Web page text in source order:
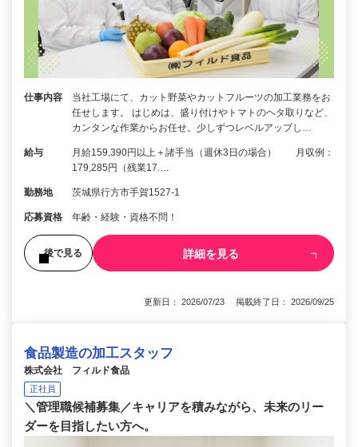
仕事内容
当社工場にて、カット野菜やカットフルーツの加工業務をお
任せします。 はじめは、盛り付けやトマトのヘタ取りなど、
カンタンな作業からお任せ。少しずつレベルアップし…
給与
月給159,390円以上＋諸手当（週休3日の場合） 月収例：
179,285円（残業17.…
勤務地 茨城県行方市手賀1527-1
応募資格 年齢・経験・資格不問！
後で見る 詳細を見る
更新日： 2026/07/23 掲載終了日： 2026/09/25
食品製造の加工スタッフ
株式会社 フィルド食品
正社員
＼管理職候補募集／キャリアを積みながら、未来のリー
ダーを目指したい方へ。